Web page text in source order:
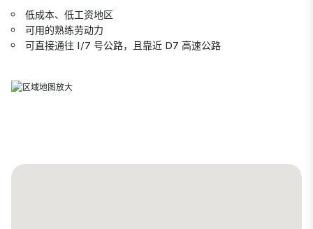
低成本、低工资地区
可用的熟练劳动力
可直接通往 I/7 号公路，且靠近 D7 高速公路